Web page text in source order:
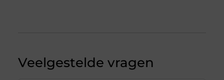
Veelgestelde vragen